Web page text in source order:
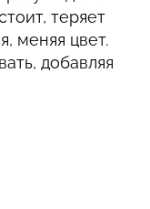
теряет
меняя цвет.
добавляя